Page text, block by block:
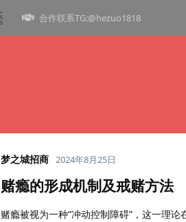
合作联系TG:@hezuo1818
梦之城招商 2024年8月25日
赌瘾的形成机制及戒赌方法
赌瘾被视为一种“冲动控制障碍”，这一理